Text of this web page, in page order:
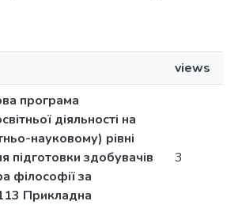
views
програма
діяльності на
науковому) рівні
підготовки здобувачів
філософії за
Прикладна
3